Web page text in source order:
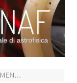
di astrofisica
PILLOLE DI ASTRONOMIA IN REALTÀ AUMENTATA